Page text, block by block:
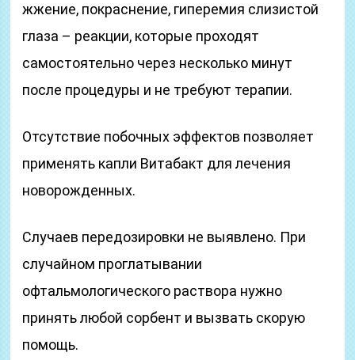
жжение, покраснение, гиперемия слизистой
глаза – реакции, которые проходят
самостоятельно через несколько минут
после процедуры и не требуют терапии.
Отсутствие побочных эффектов позволяет
применять капли Витабакт для лечения
новорожденных.
Случаев передозировки не выявлено. При
случайном проглатывании
офтальмологического раствора нужно
принять любой сорбент и вызвать скорую
помощь.